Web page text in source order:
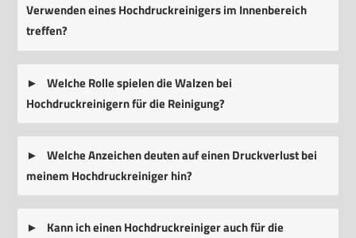
Verwenden eines Hochdruckreinigers im Innenbereich
treffen?
Welche Rolle spielen die Walzen bei
Hochdruckreinigern für die Reinigung?
Welche Anzeichen deuten auf einen Druckverlust bei
meinem Hochdruckreiniger hin?
Kann ich einen Hochdruckreiniger auch für die